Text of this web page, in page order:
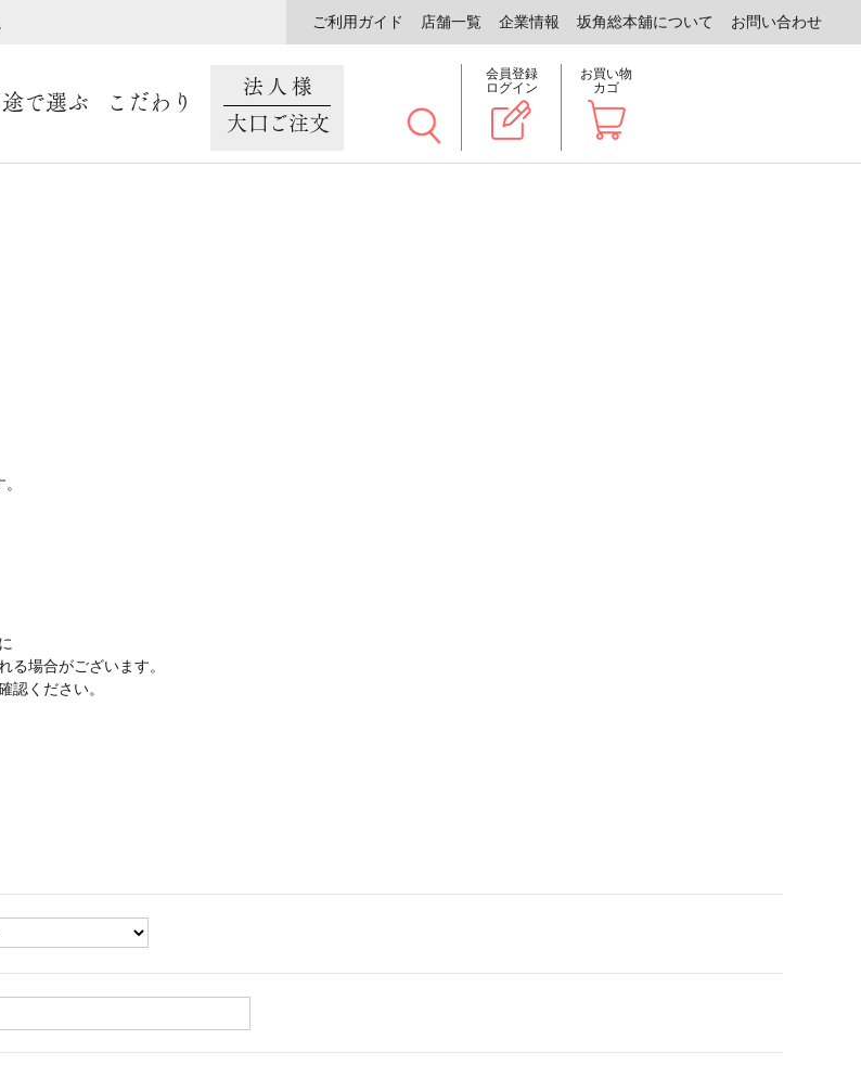
ご利用ガイド 店舗一覧 企業情報 坂角総本舖について お問い合わせ
で選ぶ こだわり
法人様
大口ご注文
会員登録
ログイン
お買い物
カゴ
場合がございます。
ください。